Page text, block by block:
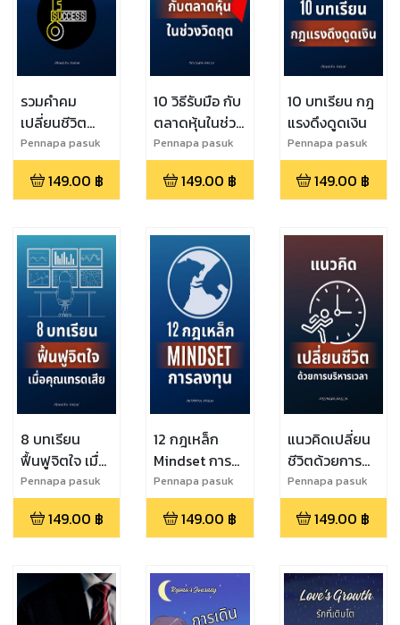
รวมคำคม
เปลี่ยนชีวิต
พิชิตความ
สำเร็จ
Pennapa pasuk
149.00 ฿
10 วิธีรับมือ กับ
ตลาดหุ้นในช่วง
วิดฤต
Pennapa pasuk
149.00 ฿
10 บทเรียน กฎ
แรงดึงดูดเงิน
Pennapa pasuk
149.00 ฿
8 บทเรียน
ฟื้นฟูจิตใจ เมื่อ
คุณเทรดเสีย
Pennapa pasuk
149.00 ฿
12 กฎเหล็ก
Mindset การ
ลงทุน
Pennapa pasuk
149.00 ฿
แนวคิดเปลี่ยน
ชีวิตด้วยการ
บริหารเวลา
Pennapa pasuk
149.00 ฿